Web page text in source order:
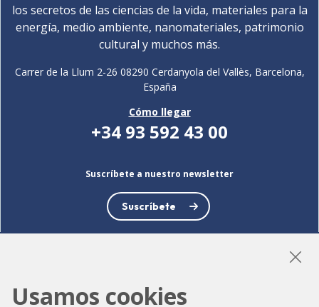
los secretos de las ciencias de la vida, materiales para la
energía, medio ambiente, nanomateriales, patrimonio
cultural y muchos más.
Carrer de la Llum 2-26 08290 Cerdanyola del Vallès, Barcelona,
España
Cómo llegar
+34 93 592 43 00
Suscríbete a nuestro newsletter
Suscríbete
LinkedInInstagram
Usamos cookies